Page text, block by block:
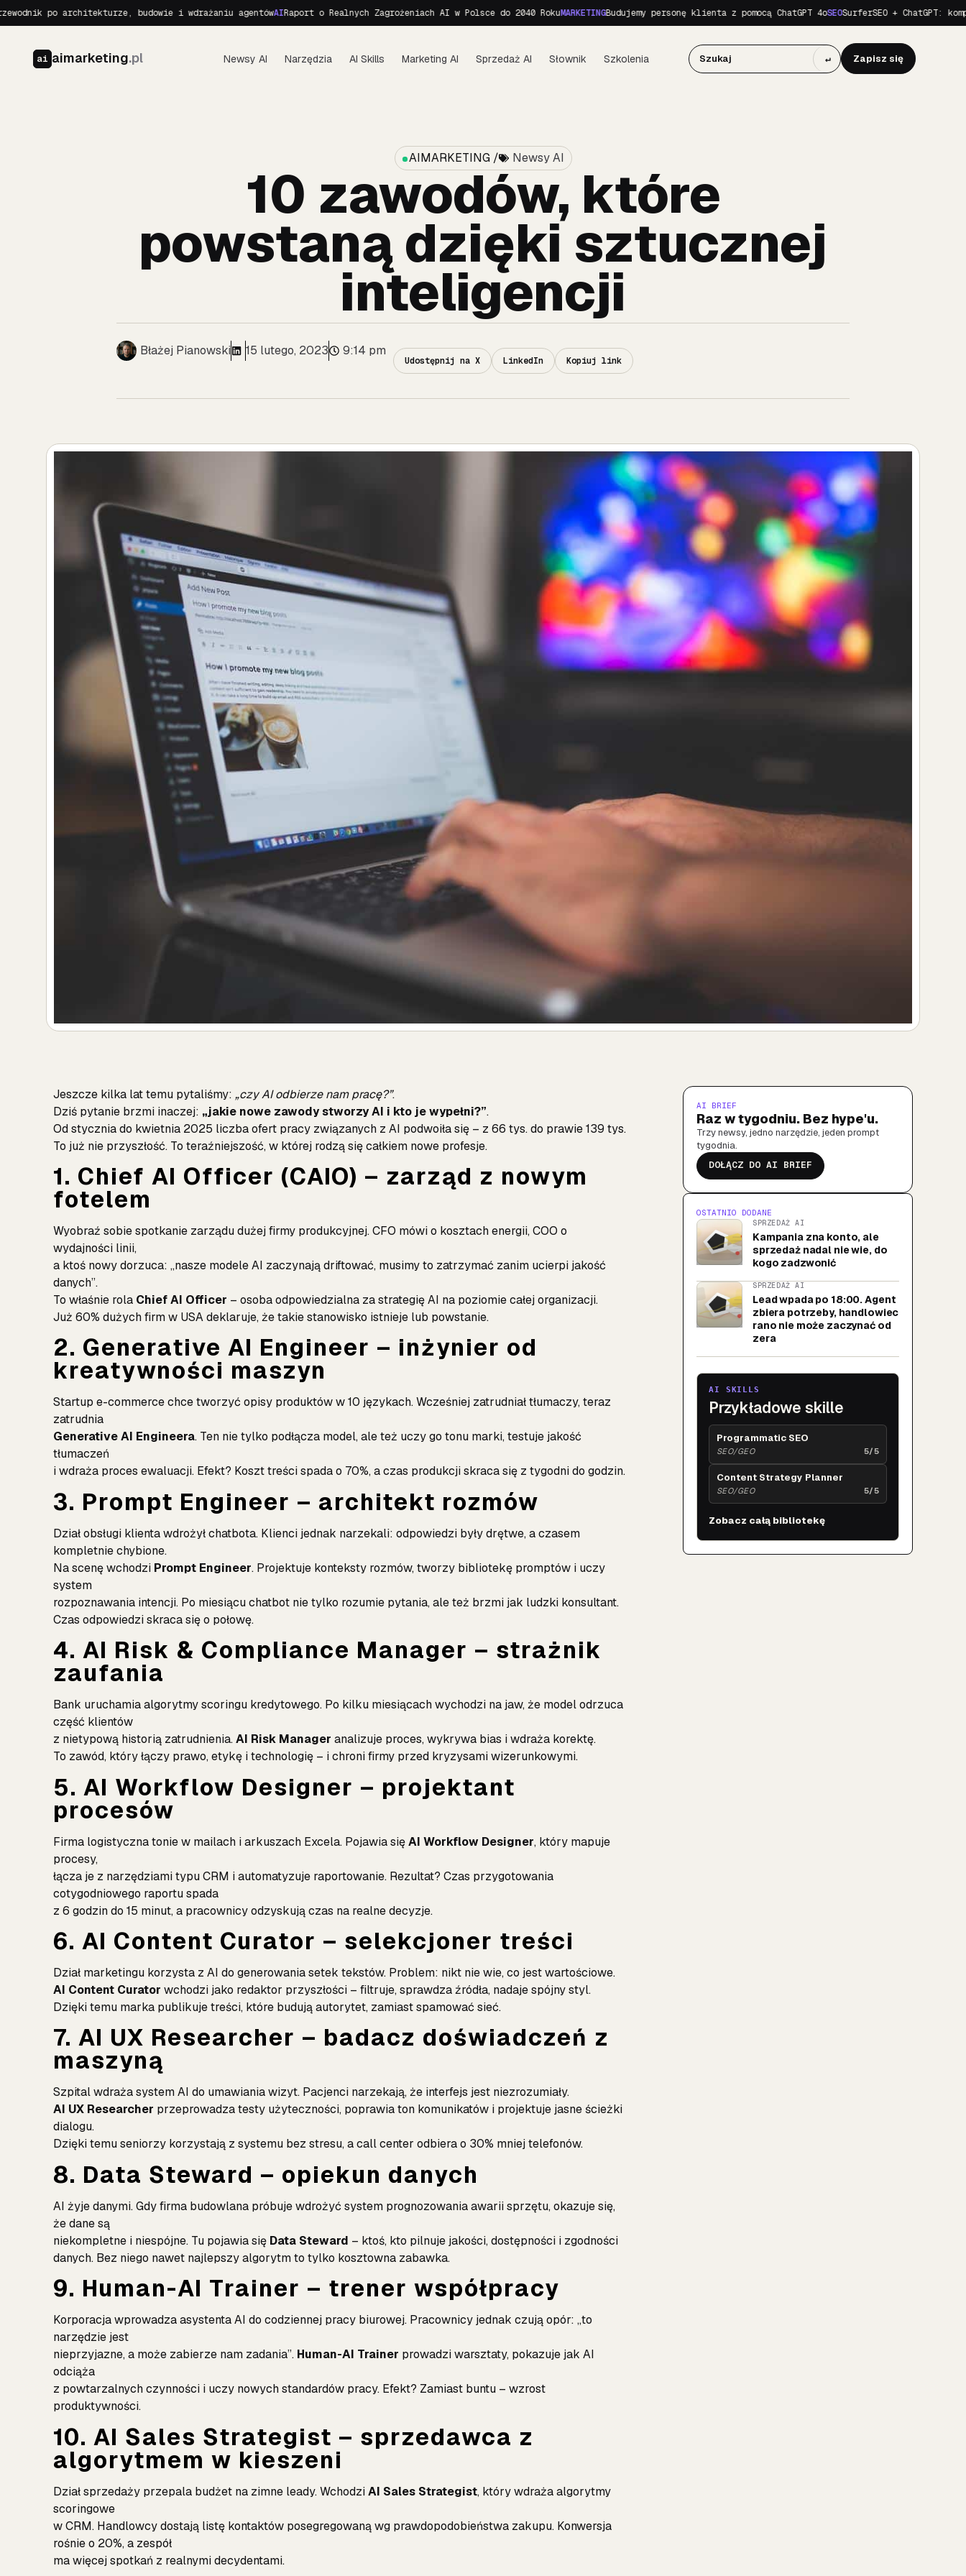
po architekturze, budowie i wdrażaniu agentów AIRaport o Realnych Zagrożeniach AI w Polsce do 2040 RokuMARKETINGBudujemy personę klienta z pomocą ChatGPT 4oSEOSurferSEO + ChatGPT:
ai aimarketing.pl Newsy AI Narzędzia AI Skills Marketing AI Sprzedaż AI Słownik Szkolenia ↵ Zapisz się
AIMARKETING / Newsy AI
10 zawodów, które
powstaną dzięki sztucznej
inteligencji
Błażej Pianowski 15 lutego, 2023 9:14 pm
Udostępnij na X LinkedIn Kopiuj link
Jeszcze kilka lat temu pytaliśmy: „czy AI odbierze nam pracę?”.
Dziś pytanie brzmi inaczej: „jakie nowe zawody stworzy AI i kto je wypełni?”.
Od stycznia do kwietnia 2025 liczba ofert pracy związanych z AI podwoiła się – z 66 tys. do prawie 139 tys.
To już nie przyszłość. To teraźniejszość, w której rodzą się całkiem nowe profesje.
1. Chief AI Officer (CAIO) – zarząd z nowym
fotelem
Wyobraź sobie spotkanie zarządu dużej firmy produkcyjnej. CFO mówi o kosztach energii, COO o
wydajności linii,
a ktoś nowy dorzuca: „nasze modele AI zaczynają driftować, musimy to zatrzymać zanim ucierpi jakość
danych”.
To właśnie rola Chief AI Officer – osoba odpowiedzialna za strategię AI na poziomie całej organizacji.
Już 60% dużych firm w USA deklaruje, że takie stanowisko istnieje lub powstanie.
2. Generative AI Engineer – inżynier od
kreatywności maszyn
Startup e-commerce chce tworzyć opisy produktów w 10 językach. Wcześniej zatrudniał tłumaczy, teraz
zatrudnia
Generative AI Engineera. Ten nie tylko podłącza model, ale też uczy go tonu marki, testuje jakość
tłumaczeń
i wdraża proces ewaluacji. Efekt? Koszt treści spada o 70%, a czas produkcji skraca się z tygodni do godzin.
3. Prompt Engineer – architekt rozmów
Dział obsługi klienta wdrożył chatbota. Klienci jednak narzekali: odpowiedzi były drętwe, a czasem
kompletnie chybione.
Na scenę wchodzi Prompt Engineer. Projektuje konteksty rozmów, tworzy bibliotekę promptów i uczy
system
rozpoznawania intencji. Po miesiącu chatbot nie tylko rozumie pytania, ale też brzmi jak ludzki konsultant.
Czas odpowiedzi skraca się o połowę.
4. AI Risk & Compliance Manager – strażnik
zaufania
Bank uruchamia algorytmy scoringu kredytowego. Po kilku miesiącach wychodzi na jaw, że model odrzuca
część klientów
z nietypową historią zatrudnienia.AI Risk Manager analizuje proces, wykrywa bias i wdraża korektę.
To zawód, który łączy prawo, etykę i technologię – i chroni firmy przed kryzysami wizerunkowymi.
5. AI Workflow Designer – projektant
procesów
Firma logistyczna tonie w mailach i arkuszach Excela. Pojawia sięAI Workflow Designer, który mapuje
procesy,
łącza je z narzędziami typu CRM i automatyzuje raportowanie. Rezultat? Czas przygotowania
cotygodniowego raportu spada
z 6 godzin do 15 minut, a pracownicy odzyskują czas na realne decyzje.
6. AI Content Curator – selekcjoner treści
Dział marketingu korzysta z AI do generowania setek tekstów. Problem: nikt nie wie, co jest wartościowe.
AI Content Curator wchodzi jako redaktor przyszłości – filtruje, sprawdza źródła, nadaje spójny styl.
Dzięki temu marka publikuje treści, które budują autorytet, zamiast spamować sieć.
7. AI UX Researcher – badacz doświadczeń z
maszyną
Szpital wdraża system AI do umawiania wizyt. Pacjenci narzekają, że interfejs jest niezrozumiały.
AI UX Researcher przeprowadza testy użyteczności, poprawia ton komunikatów i projektuje jasne ścieżki
dialogu.
Dzięki temu seniorzy korzystają z systemu bez stresu, a call center odbiera o 30% mniej telefonów.
8. Data Steward – opiekun danych
AI żyje danymi. Gdy firma budowlana próbuje wdrożyć system prognozowania awarii sprzętu, okazuje się,
że dane są
niekompletne i niespójne. Tu pojawia się Data Steward – ktoś, kto pilnuje jakości, dostępności i zgodności
danych. Bez niego nawet najlepszy algorytm to tylko kosztowna zabawka.
9. Human-AI Trainer – trener współpracy
Korporacja wprowadza asystenta AI do codziennej pracy biurowej. Pracownicy jednak czują opór: „to
narzędzie jest
nieprzyjazne, a może zabierze nam zadania”. Human-AI Trainer prowadzi warsztaty, pokazuje jak AI
odciąża
z powtarzalnych czynności i uczy nowych standardów pracy. Efekt? Zamiast buntu – wzrost
produktywności.
10. AI Sales Strategist – sprzedawca z
algorytmem w kieszeni
Dział sprzedaży przepala budżet na zimne leady. WchodziAI Sales Strategist, który wdraża algorytmy
scoringowe
w CRM. Handlowcy dostają listę kontaktów posegregowaną wg prawdopodobieństwa zakupu. Konwersja
rośnie o 20%, a zespół
ma więcej spotkań z realnymi decydentami.
AI BRIEF
Raz w tygodniu. Bez hype'u.
Trzy newsy, jedno narzędzie, jeden prompt
tygodnia.
DOŁĄCZ DO AI BRIEF
OSTATNIO DODANE
SPRZEDAŻ AI
Kampania zna konto, ale
sprzedaż nadal nie wie, do
kogo zadzwonić
SPRZEDAŻ AI
Lead wpada po 18:00. Agent
zbiera potrzeby, handlowiec
rano nie może zaczynać od
zera
AI SKILLS
Przykładowe skille
Programmatic SEO
SEO/GEO 5/5
Content Strategy Planner
SEO/GEO 5/5
Zobacz całą bibliotekę